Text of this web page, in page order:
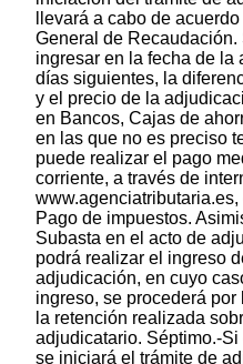
llevará a cabo de
General de
ingresar en la fecha de la
días siguientes, la
y el precio de la
en Bancos, Cajas de
en las que no es preciso
puede realizar el pago
corriente, a través de
Pago de impuestos.
Subasta en el acto de
podrá realizar el ingreso
adjudicación, en cuyo
ingreso, se procederá
la retención realizada
adjudicatario. Séptimo.-
se iniciará el trámite de